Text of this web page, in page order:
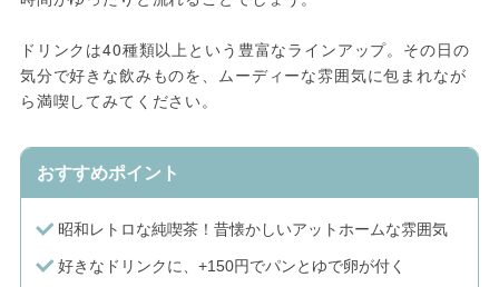
ドリンクは40種類以上という豊富なラインアップ。その日の
気分で好きな飲みものを、ムーディーな雰囲気に包まれなが
ら満喫してみてください。
おすすめポイント
昭和レトロな純喫茶！昔懐かしいアットホームな雰囲気
好きなドリンクに、+150円でパンとゆで卵が付く